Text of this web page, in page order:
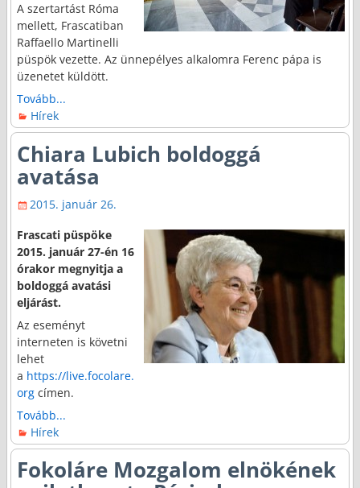
A szertartást Róma
mellett, Frascatiban
Raffaello Martinelli
püspök vezette. Az ünnepélyes alkalomra Ferenc pápa is
üzenetet küldött.
Tovább...
Hírek
Chiara Lubich boldoggá
avatása
2015. január 26.
Frascati püspöke
2015. január 27-én 16
órakor megnyitja a
boldoggá avatási
eljárást.
Az eseményt
interneten is követni
lehet
a https://live.focolare.
orgcímen.
Tovább...
Hírek
Fokoláre Mozgalom elnökének